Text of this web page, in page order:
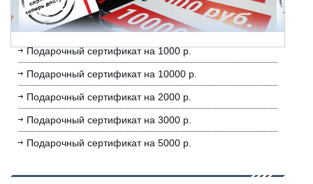
Подарочный сертификат на 1000 р.
Подарочный сертификат на 10000 р.
Подарочный сертификат на 2000 р.
Подарочный сертификат на 3000 р.
Подарочный сертификат на 5000 р.